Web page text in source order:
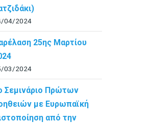
04/2024
25ης Μαρτίου
03/2024
Σεμινάριο Πρώτων
με Ευρωπαϊκή
από την